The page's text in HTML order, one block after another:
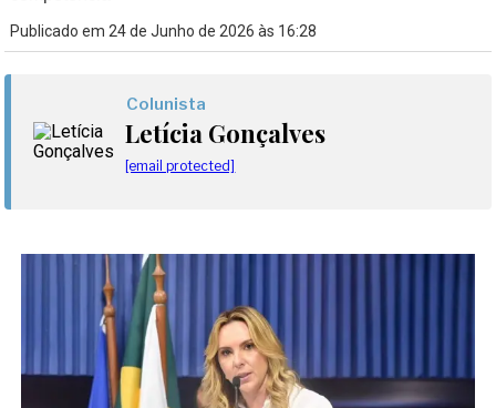
Publicado em 24 de Junho de 2026 às 16:28
Colunista
Letícia Gonçalves
[email protected]